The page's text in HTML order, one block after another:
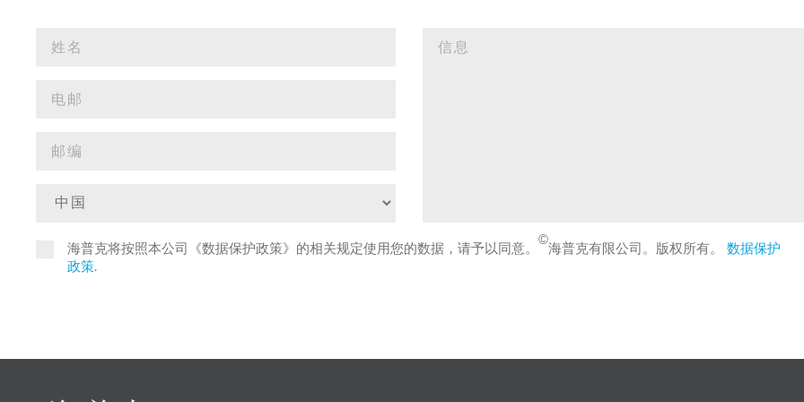
海普克将按照本公司《数据保护政策》的相关规定使用您的数据，请予以同意。
©
海普克有限公司。版权所有。 数据保护
政策.